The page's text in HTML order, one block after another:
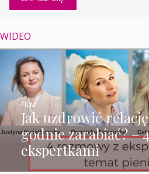
WIDEO
Jak uzdrowić
godnie zarabiać? –
ekspertkami
FILM